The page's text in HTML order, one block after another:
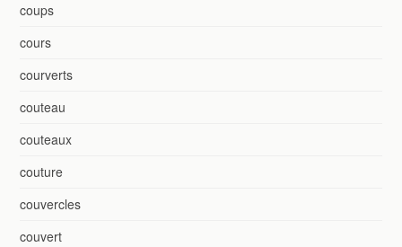
coups
cours
courverts
couteau
couteaux
couture
couvercles
couvert